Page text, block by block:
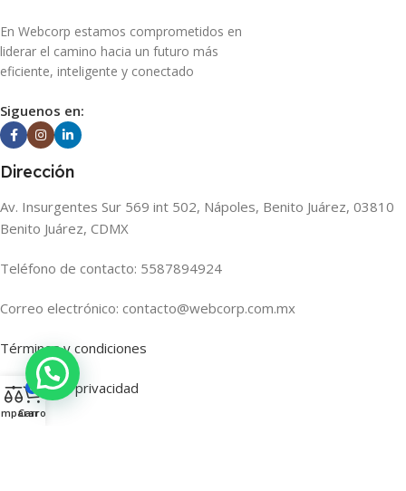
En Webcorp estamos comprometidos en
liderar el camino hacia un futuro más
eficiente, inteligente y conectado
Siguenos en:
Dirección
Av. Insurgentes Sur 569 int 502, Nápoles, Benito Juárez, 03810
Benito Juárez, CDMX
Teléfono de contacto: 5587894924
Correo electrónico: contacto@webcorp.com.mx
Términos y condiciones
Políticas de privacidad
0
Carro